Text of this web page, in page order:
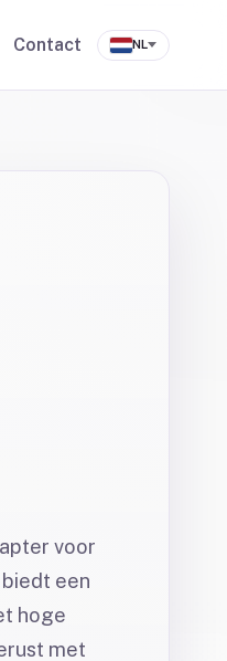
Contact NL
voor
een
hoge
met